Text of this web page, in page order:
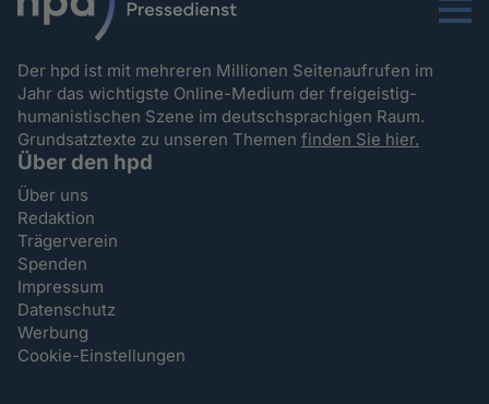
Menu
Der hpd ist mit mehreren Millionen Seitenaufrufen im
Jahr das wichtigste Online-Medium der freigeistig-
humanistischen Szene im deutschsprachigen Raum.
Grundsatztexte zu unseren Themenfinden Sie hier.
Über den hpd
Über uns
Redaktion
Trägerverein
Spenden
Impressum
Datenschutz
Werbung
Cookie-Einstellungen